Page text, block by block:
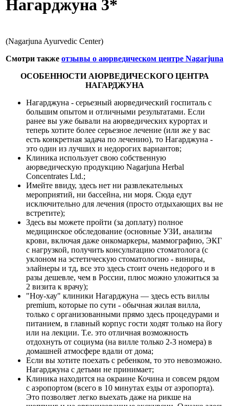
Нагарджуна 3*
(Nagarjuna Ayurvedic Center)
Смотри также отзывы о аюрведическом центре Nagarjuna
ОСОБЕННОСТИ АЮРВЕДИЧЕСКОГО ЦЕНТРА
НАГАРДЖУНА
Нагарджуна - серьезный аюрведический госпиталь с
большим опытом и отличными результатами. Если
ранее вы уже бывали на аюрведических курортах и
теперь хотите более серьезное лечение (или же у вас
есть конкретная задача по лечению), то Нагарджуна -
это один из лучших и недорогих вариантов;
Клиника использует свою собственную
аюрведическую продукцию Nagarjuna Herbal
Concentrates Ltd.;
Имейте ввиду, здесь нет ни развлекательных
мероприятий, ни бассейна, ни моря. Сюда едут
исключительно для лечения (просто отдыхающих вы не
встретите);
Здесь вы можете пройти (за доплату) полное
медицинское обследование (основные УЗИ, анализы
крови, включая даже онкомаркеры, маммографию, ЭКГ
с нагрузкой, получить консультацию стоматолога (с
уклоном на эстетическую стоматологию - виниры,
элайнеры и тд, все это здесь стоит очень недорого и в
разы дешевле, чем в России, плюс можно уложиться за
2 визита к врачу);
"Ноу-хау" клиники Нагарджуна — здесь есть виллы
premium, которые по сути - обычная жилая вилла,
только с организованными прямо здесь процедурами и
питанием, в главный корпус гости ходят только на йогу
или на лекции. Т.е. это отличная возможность
отдохнуть от социума (на вилле только 2-3 номера) в
домашней атмосфере вдали от дома;
Если вы хотите поехать с ребенком, то это невозможно.
Нагарджуна с детьми не принимает;
Клиника находится на окраине Кочина и совсем рядом
с аэропортом (всего в 10 минутах езды от аэропорта).
Это позволяет легко выехать даже на рикше на